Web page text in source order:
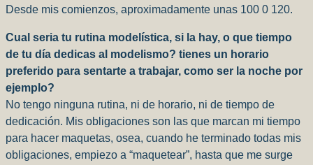
Desde mis comienzos, aproximadamente unas 100 0 120.
Cual seria tu rutina modelística, si la hay, o que tiempo
de tu día dedicas al modelismo? tienes un horario
preferido para sentarte a trabajar, como ser la noche por
ejemplo?
No tengo ninguna rutina, ni de horario, ni de tiempo de
dedicación. Mis obligaciones son las que marcan mi tiempo
para hacer maquetas, osea, cuando he terminado todas mis
obligaciones, empiezo a “maquetear”, hasta que me surge